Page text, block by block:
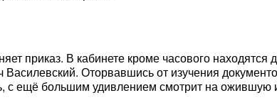
приказ. В кабинете кроме часового
Оторвавшись от изучения
с ещё большим удивлением смотрит на